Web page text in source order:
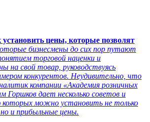
цены, которые позволят
бизнесмены до сих пор путают
торговой наценки и
на свой товар, руководствуясь
конкурентов. Неудивительно, что
компании «Академия розничных
Горшков дает несколько советов и
можно установить не только
и прибыльные цены.